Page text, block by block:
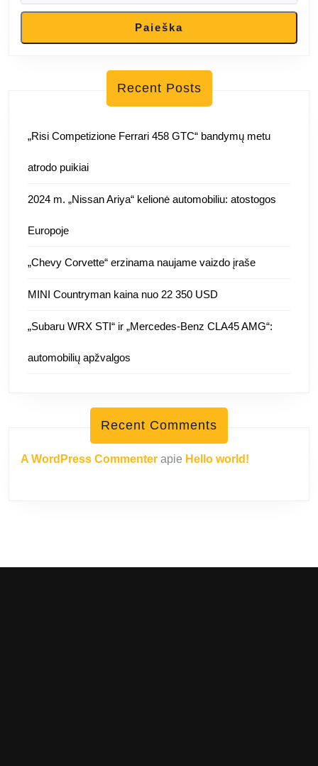
Paieška
Recent Posts
„Risi Competizione Ferrari 458 GTC“ bandymų metu
atrodo puikiai
2024 m. „Nissan Ariya“ kelionė automobiliu: atostogos
Europoje
„Chevy Corvette“ erzinama naujame vaizdo įraše
MINI Countryman kaina nuo 22 350 USD
„Subaru WRX STI“ ir „Mercedes-Benz CLA45 AMG“:
automobilių apžvalgos
Recent Comments
A WordPress Commenter apie Hello world!